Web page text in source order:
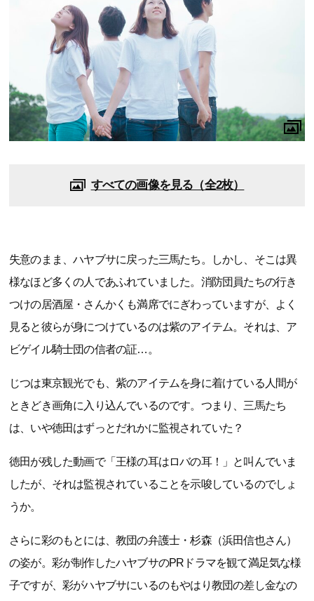
すべての画像を見る（全2枚）
失意のまま、ハヤブサに戻った三馬たち。しかし、そこは異
様なほど多くの人であふれていました。消防団員たちの行き
つけの居酒屋・さんかくも満席でにぎわっていますが、よく
見ると彼らが身につけているのは紫のアイテム。それは、ア
ビゲイル騎士団の信者の証…。
じつは東京観光でも、紫のアイテムを身に着けている人間が
ときどき画角に入り込んでいるのです。つまり、三馬たち
は、いや徳田はずっとだれかに監視されていた？
徳田が残した動画で「王様の耳はロバの耳！」と叫んでいま
したが、それは監視されていることを示唆しているのでしょ
うか。
さらに彩のもとには、教団の弁護士・杉森（浜田信也さん）
の姿が。彩が制作したハヤブサのPRドラマを観て満足気な様
子ですが、彩がハヤブサにいるのもやはり教団の差し金なの